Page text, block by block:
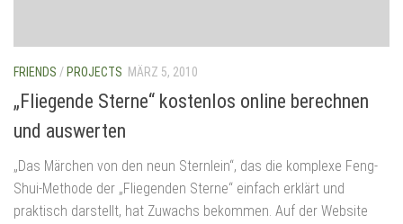
FRIENDS / PROJECTS MÄRZ 5, 2010
„Fliegende Sterne“ kostenlos online berechnen
und auswerten
„Das Märchen von den neun Sternlein“, das die komplexe Feng-
Shui-Methode der „Fliegenden Sterne“ einfach erklärt und
praktisch darstellt, hat Zuwachs bekommen. Auf der Website